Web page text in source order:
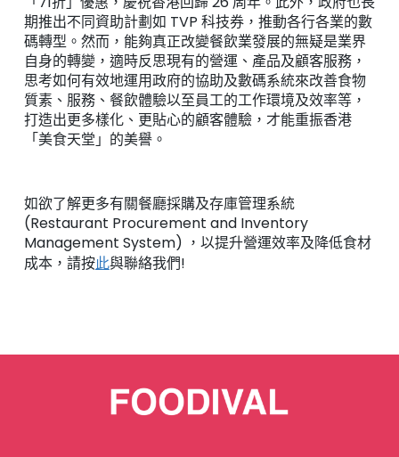
期推出不同資助計劃如 TVP 科技券，推動各行各業的數
碼轉型。然而，能夠真正改變餐飲業發展的無疑是業界
自身的轉變，適時反思現有的營運、產品及顧客服務，
思考如何有效地運用政府的協助及數碼系統來改善食物
質素、服務、餐飲體驗以至員工的工作環境及效率等，
打造出更多樣化、更貼心的顧客體驗，才能重振香港
「美食天堂」的美譽。
如欲了解更多有關餐廳採購及存庫管理系統
(Restaurant Procurement and Inventory
Management System) ，以提升營運效率及降低食材
成本，請按此與聯絡我們!